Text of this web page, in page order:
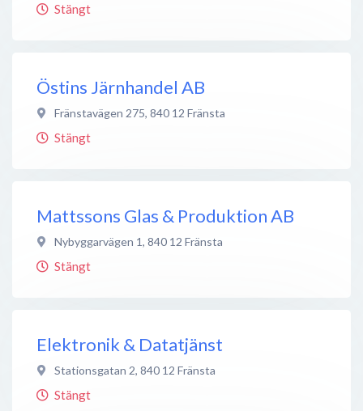
Stängt
Östins Järnhandel AB
Fränstavägen 275, 840 12 Fränsta
Stängt
Mattssons Glas & Produktion AB
Nybyggarvägen 1, 840 12 Fränsta
Stängt
Elektronik & Datatjänst
Stationsgatan 2, 840 12 Fränsta
Stängt